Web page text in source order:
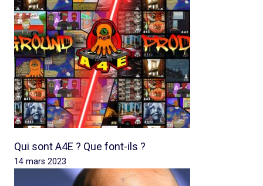
Qui sont A4E ? Que font-ils ?
14 mars 2023